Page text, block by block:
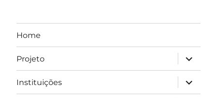
Home
Projeto
expandir
Instituições
expandir